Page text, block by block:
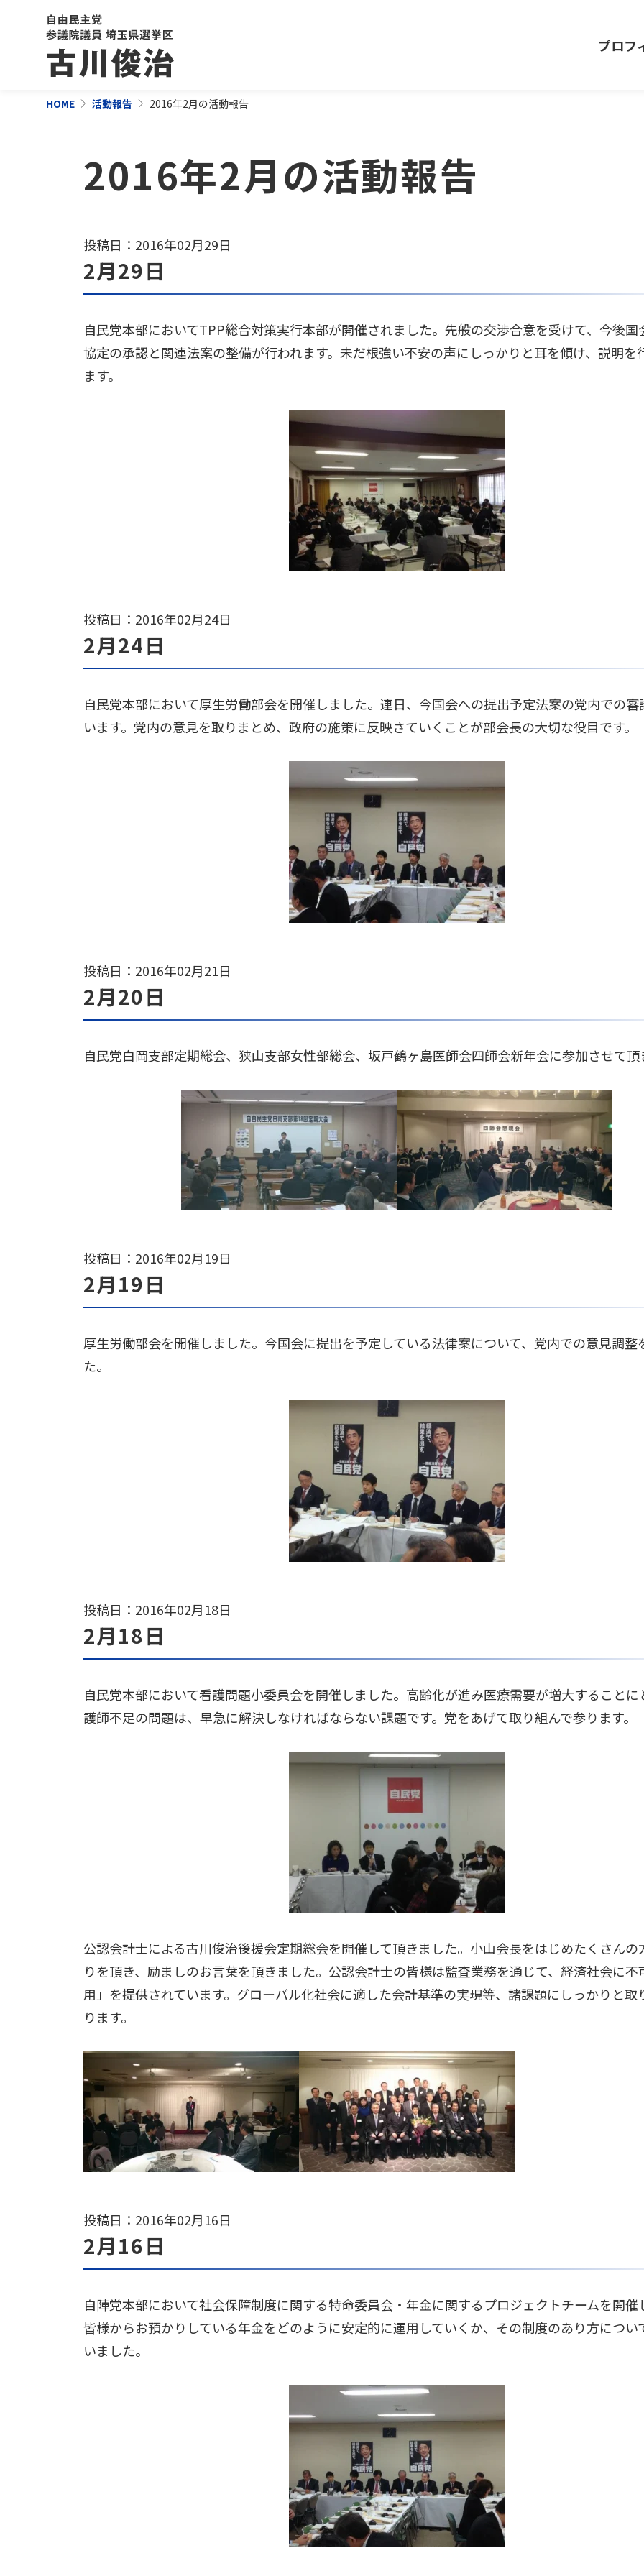
プロフ
HOME 活動報告 2016年2月の活動報告
2016年2月の活動報告
投稿日：2016年02月29日
2月29日
自民党本部においてTPP総合対策実行本部が開催されました。先般の交渉合意を受けて、今後国
協定の承認と関連法案の整備が行われます。未だ根強い不安の声にしっかりと耳を傾け、説明を
ます。
投稿日：2016年02月24日
2月24日
自民党本部において厚生労働部会を開催しました。連日、今国会への提出予定法案の党内での審
います。党内の意見を取りまとめ、政府の施策に反映さていくことが部会長の大切な役目です。
投稿日：2016年02月21日
2月20日
自民党白岡支部定期総会、狭山支部女性部総会、坂戸鶴ヶ島医師会四師会新年会に参加させて頂
投稿日：2016年02月19日
2月19日
厚生労働部会を開催しました。今国会に提出を予定している法律案について、党内での意見調整
た。
投稿日：2016年02月18日
2月18日
自民党本部において看護問題小委員会を開催しました。高齢化が進み医療需要が増大することに
護師不足の問題は、早急に解決しなければならない課題です。党をあげて取り組んで参ります。
公認会計士による古川俊治後援会定期総会を開催して頂きました。小山会長をはじめたくさんの
りを頂き、励ましのお言葉を頂きました。公認会計士の皆様は監査業務を通じて、経済社会に不
用」を提供されています。グローバル化社会に適した会計基準の実現等、諸課題にしっかりと取
ります。
投稿日：2016年02月16日
2月16日
自陣党本部において社会保障制度に関する特命委員会・年金に関するプロジェクトチームを開催
皆様からお預かりしている年金をどのように安定的に運用していくか、その制度のあり方につい
いました。